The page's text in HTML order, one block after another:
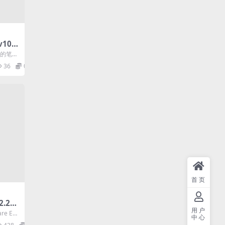
载
笔记
36 0
中Edr
首页
用户
中心